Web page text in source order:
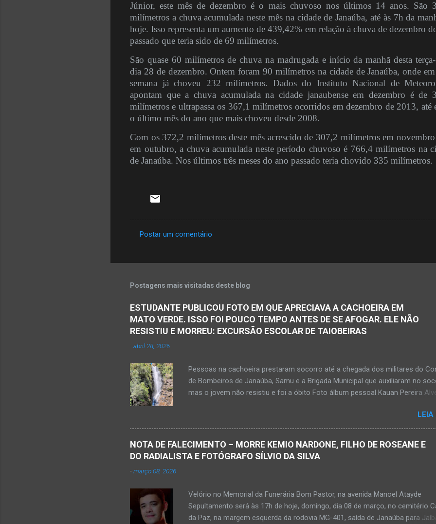
Júnior, este mês de dezembro é o mais chuvoso nos últimos 14 anos. São
milímetros a chuva acumulada neste mês na cidade de Janaúba, até às 7h da
hoje. Isso representa um aumento de 439,42% em relação à chuva de dezembro
passado que teria sido de 69 milímetros.
São quase 60 milímetros de chuva na madrugada e início da manhã desta
dia 28 de dezembro. Ontem foram 90 milímetros na cidade de Janaúba, onde
semana já choveu 232 milímetros. Dados do Instituto Nacional de
apontam que a chuva acumulada na cidade janaubense em dezembro é de
milímetros e ultrapassa os 367,1 milímetros ocorridos em dezembro de 2013, até
o último mês do ano que mais choveu desde 2008.
Com os 372,2 milímetros deste mês acrescido de 307,2 milímetros em
em outubro, a chuva acumulada neste período chuvoso é 766,4 milímetros na
de Janaúba. Nos últimos três meses do ano passado teria chovido 335 milímetros.
e
t
á
o
s
Postar um comentário
Postagens mais visitadas deste blog
ESTUDANTE PUBLICOU FOTO EM QUE APRECIAVA A CACHOEIRA EM
MATO VERDE. ISSO FOI POUCO TEMPO ANTES DE SE AFOGAR. ELE NÃO
RESISTIU E MORREU: EXCURSÃO ESCOLAR DE TAIOBEIRAS
-abril 28, 2026
Pessoas na cachoeira prestaram socorro até a chegada dos militares do
de Bombeiros de Janaúba, Samu e a Brigada Municipal que auxiliaram no
mas o jovem não resistiu e foi a óbito Foto álbum pessoal Kauan Pereira
Mato Verde, pouco tempo antes de se afogar e depois vir a óbito nesta
feira, dia 28 de abril de 2026. Foto álbum pessoal Kauan Pereira Alves.
Populares, Corpo de Bombeiros Militar, Samu e Brigada Municipal socorrem
estudante que se afogou em cachoeira em Mato Verde nesta terça-feira, dia
Minas. Um adolescente de 16 anos morreu após se afogar na Cachoeira de
Rosa, localizada na zona rural de Ma...
LEIA
NOTA DE FALECIMENTO – MORRE KEMIO NARDONE, FILHO DE ROSEANE E
DO RADIALISTA E FOTÓGRAFO SÍLVIO DA SILVA
-março 08, 2026
Velório no Memorial da Funerária Bom Pastor, na avenida Manoel Atayde
Sepultamento será às 17h de hoje, domingo, dia 08 de março, no cemitério
da Paz, na margem esquerda da rodovia MG-401, saída de Janaúba para Jaíba